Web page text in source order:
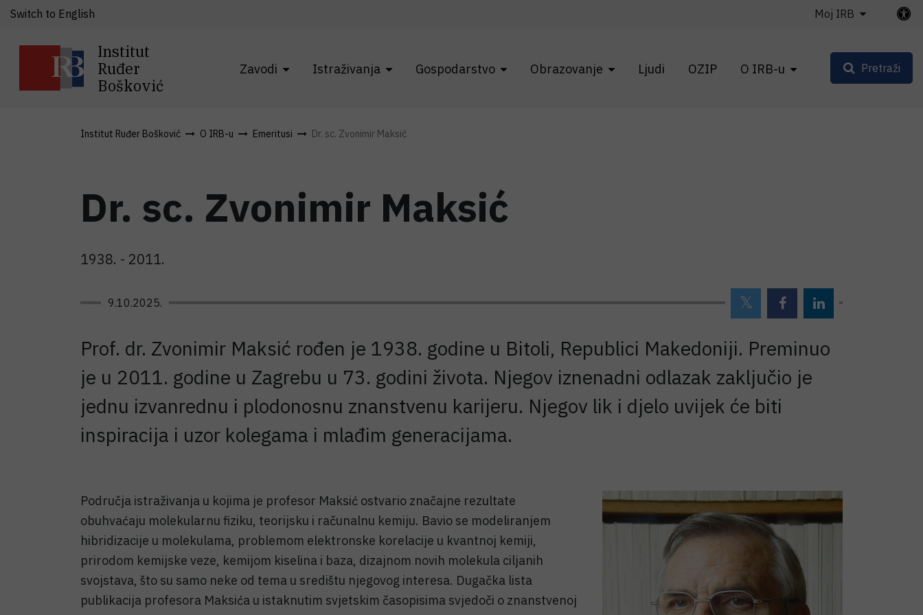
Institut
Ruđer
Bošković
Zavodi Istraživanja Gospodarstvo Obrazovanje Ljudi OZIP O IRB-u
Switch to English Moj IRB
Pretraži
Institut Ruđer Bošković O IRB-u Emeritusi Dr. sc. Zvonimir Maksić
Dr. sc. Zvonimir Maksić
1938. - 2011.
9.10.2025.
Prof. dr. Zvonimir Maksić rođen je 1938. godine u Bitoli, Republici Makedoniji. Preminuo
je u 2011. godine u Zagrebu u 73. godini života. Njegov iznenadni odlazak zaključio je
jednu izvanrednu i plodonosnu znanstvenu karijeru. Njegov lik i djelo uvijek će biti
inspiracija i uzor kolegama i mlađim generacijama.
Područja istraživanja u kojima je profesor Maksić ostvario značajne rezultate
obuhvaćaju molekularnu fiziku, teorijsku i računalnu kemiju. Bavio se modeliranjem
hibridizacije u molekulama, problemom elektronske korelacije u kvantnoj kemiji,
prirodom kemijske veze, kemijom kiselina i baza, dizajnom novih molekula ciljanih
svojstava, što su samo neke od tema u središtu njegovog interesa. Dugačka lista
publikacija profesora Maksića u istaknutim svjetskim časopisima svjedoči o znanstvenoj